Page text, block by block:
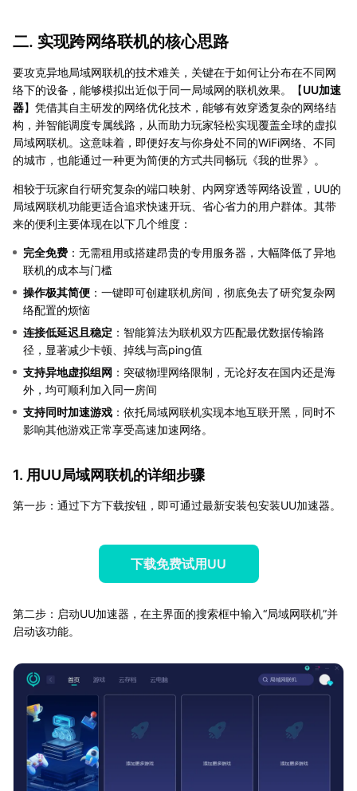
二. 实现跨网络联机的核心思路
要攻克异地局域网联机的技术难关，关键在于如何让分布在不同网
络下的设备，能够模拟出近似于同一局域网的联机效果。【UU加速
器】凭借其自主研发的网络优化技术，能够有效穿透复杂的网络结
构，并智能调度专属线路，从而助力玩家轻松实现覆盖全球的虚拟
局域网联机。这意味着，即便好友与你身处不同的WiFi网络、不同
的城市，也能通过一种更为简便的方式共同畅玩《我的世界》。
相较于玩家自行研究复杂的端口映射、内网穿透等网络设置，UU的
局域网联机功能更适合追求快速开玩、省心省力的用户群体。其带
来的便利主要体现在以下几个维度：
完全免费 ：无需租用或搭建昂贵的专用服务器，大幅降低了异地
联机的成本与门槛
操作极其简便 ：一键即可创建联机房间，彻底免去了研究复杂网
络配置的烦恼
连接低延迟且稳定 ：智能算法为联机双方匹配最优数据传输路
径，显著减少卡顿、掉线与高ping值
支持异地虚拟组网 ：突破物理网络限制，无论好友在国内还是海
外，均可顺利加入同一房间
支持同时加速游戏 ：依托局域网联机实现本地互联开黑，同时不
影响其他游戏正常享受高速加速网络。
1. 用UU局域网联机的详细步骤
第一步：通过下方下载按钮，即可通过最新安装包安装UU加速器。
下载免费试用UU
第二步：启动UU加速器，在主界面的搜索框中输入“局域网联机”并
启动该功能。